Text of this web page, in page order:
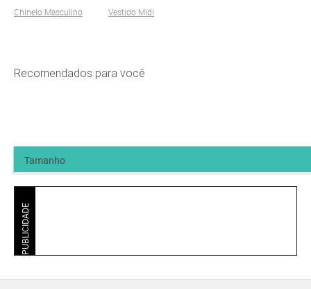
Chinelo Masculino
Vestido Midi
Recomendados para você
PUBLICIDADE